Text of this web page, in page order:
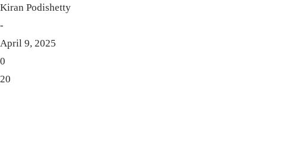
Kiran Podishetty
-
April 9, 2025
0
20